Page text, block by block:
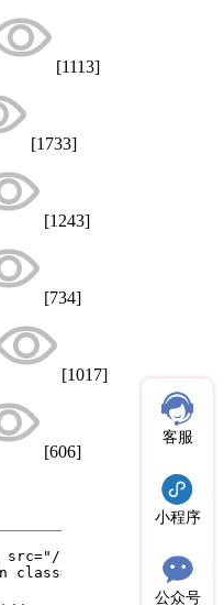
[1113]
[1733]
[1243]
[734]
[1017]
[606]
客服
小程序
公众号